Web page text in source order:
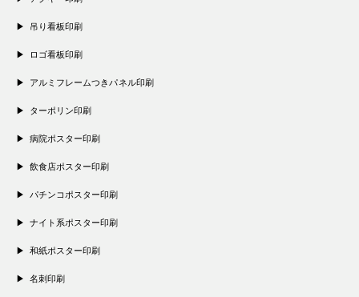
吊り看板印刷
ロゴ看板印刷
アルミフレームつきパネル印刷
ターポリン印刷
病院ポスター印刷
飲食店ポスター印刷
パチンコポスター印刷
ナイト系ポスター印刷
和紙ポスター印刷
名刺印刷